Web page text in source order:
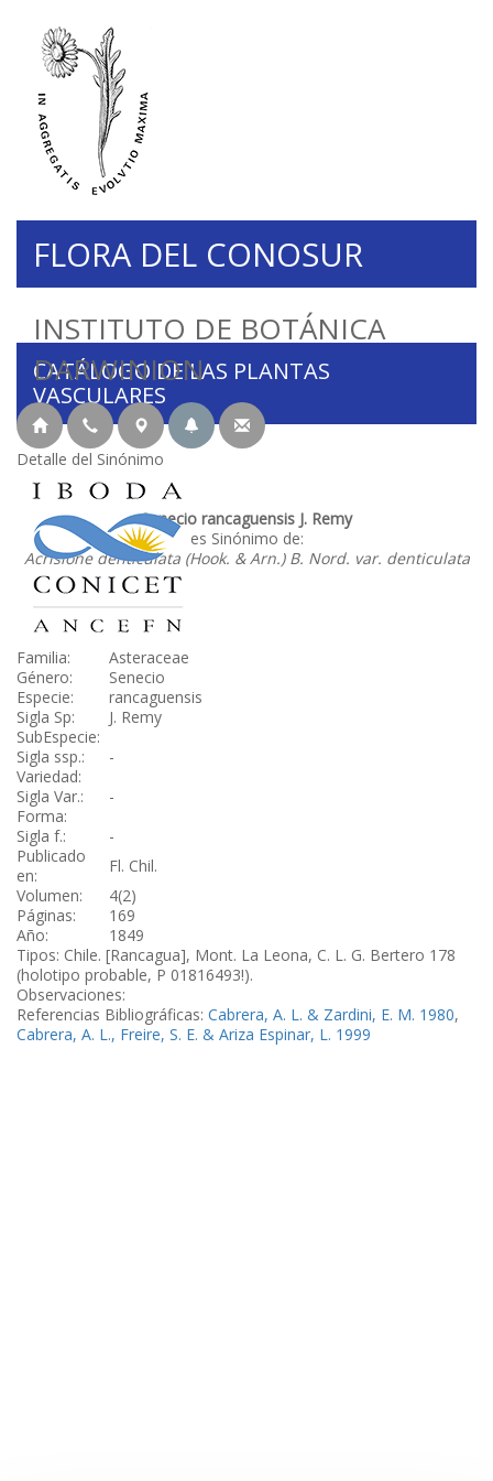
INSTITUTO DE BOTÁNICA
DARWINION
FLORA DEL CONOSUR
CATÁLOGO DE LAS PLANTAS
VASCULARES
Detalle del Sinónimo
Senecio rancaguensis J. Remy
es Sinónimo de:
Acrisione denticulata (Hook. & Arn.) B. Nord. var. denticulata
Familia:
Asteraceae
Género:
Senecio
Especie:
rancaguensis
Sigla Sp:
J. Remy
SubEspecie:
Sigla ssp.:
-
Variedad:
Sigla Var.:
-
Forma:
Sigla f.:
-
Publicado
en:
Fl. Chil.
Volumen:
4(2)
Páginas:
169
Año:
1849
Tipos: Chile. [Rancagua], Mont. La Leona, C. L. G. Bertero 178
(holotipo probable, P 01816493!).
Observaciones:
Referencias Bibliográficas: Cabrera, A. L. & Zardini, E. M. 1980,
Cabrera, A. L., Freire, S. E. & Ariza Espinar, L. 1999